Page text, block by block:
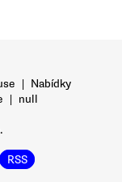
| Nabídky
| null
RSS